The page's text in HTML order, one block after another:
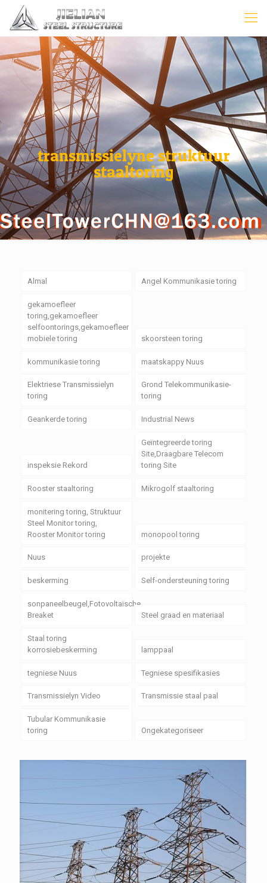
transmissielyne struktuur
staaltoring
Almal Angel Kommunikasie toring
gekamoefleer
toring,gekamoefleer
selfoontorings,gekamoefleer
mobiele toring
skoorsteen toring
kommunikasie toring maatskappy Nuus
Elektriese Transmissielyn
toring
Grond Telekommunikasie-
toring
Geankerde toring Industrial News
inspeksie Rekord
Geïntegreerde toring
Site,Draagbare Telecom
toring Site
Rooster staaltoring Mikrogolf staaltoring
monitering toring, Struktuur
Steel Monitor toring,
Rooster Monitor toring
monopool toring
Nuus projekte
beskerming Self-ondersteuning toring
sonpaneelbeugel,Fotovoltaïsche
Breaket
Steel graad en materiaal
Staal toring
korrosiebeskerming
lamppaal
tegniese Nuus Tegniese spesifikasies
Transmissielyn Video Transmissie staal paal
Tubular Kommunikasie
toring
Ongekategoriseer